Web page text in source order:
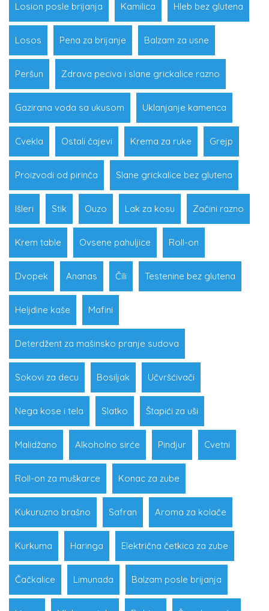
Losion posle brijanja Kamilica Hleb bez glutena
Losos Pena za brijanje Balzam za usne
Peršun Zdrava peciva i slane grickalice razno
Gazirana voda sa ukusom Uklanjanje kamenca
Cvekla Ostali čajevi Krema za ruke Grejp
Proizvodi od pirinča Slane grickalice bez glutena
Išleri Stik Ouzo Lak za kosu Začini razno
Krem table Ovsene pahuljice Roll-on
Dvopek Ananas Čili Testenine bez glutena
Heljdine kaše Mafini
Deterdžent za mašinsko pranje sudova
Sokovi za decu Bosiljak Učvršćivači
Nega kose i tela Slatko Štapići za uši
Malidžano Alkoholno sirće Pindjur Cvetni
Roll-on za muškarce Konac za zube
Kukuruzno brašno Safran Aroma za kolače
Kurkuma Haringa Električna četkica za zube
Čačkalice Limunada Balzam posle brijanja